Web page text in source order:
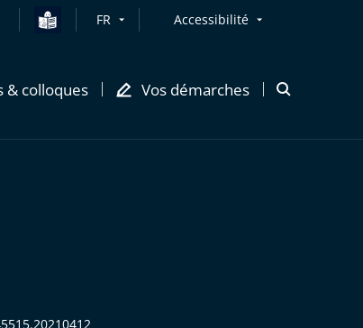
FR Accessibilité
& colloques Vos démarches
Ouvrir